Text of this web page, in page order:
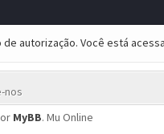
autorização. Você está
nos
MyBB. Mu Online